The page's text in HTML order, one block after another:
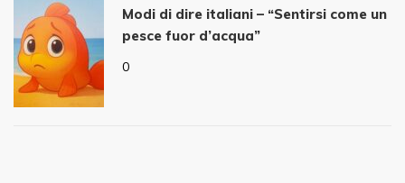
Modi di dire italiani – “Sentirsi come un
pesce fuor d’acqua”
0